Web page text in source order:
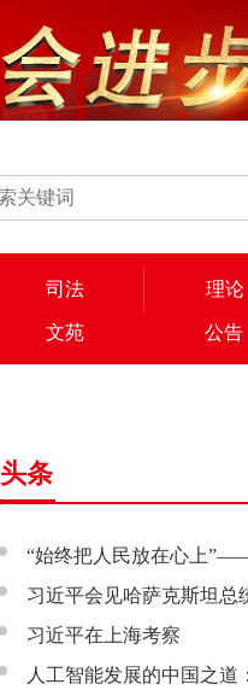
司法 理论
文苑 公告
头条
“始终把人民放在心上
赴辽宁看望慰问基层干部
习近平会见哈萨克斯坦总
习近平在上海考察
人工智能发展的中国之道